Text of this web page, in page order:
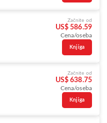
Začnite od
US$ 586.59
Cena/oseba
Knjiga
Začnite od
US$ 638.75
Cena/oseba
Knjiga